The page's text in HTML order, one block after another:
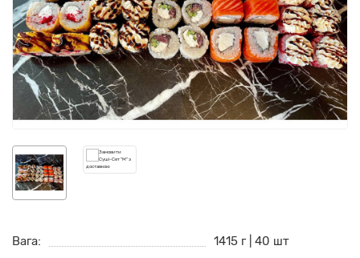
Вага: 1415 г | 40 шт